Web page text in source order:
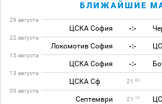
БЛИЖАЙШИЕ
29 августа
ЦСКА София -:-
22 августа
Локомотив София -:-
15 августа
ЦСКА София -:-
13 августа
ЦСКА Сф 21 00
09 августа
Септември 21 15